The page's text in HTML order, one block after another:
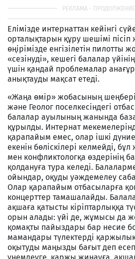
Елімізде интернаттан кейінгі
орталықтарын құру шешімі пісіп
өңірімізде енгізілетін пилотты
«сезінуді», кешегі балалар
үшін қандай проблемалар
анықтауды мақсат етеді.
«Жаңа өмір» жобасының
және Геолог поселкесіндегі
балалар ауылының жанында
құрылды. Интернат
қарапайым емес, олар ішкі
екенін бөліскілері келмейді,
мен конфликтологқа өздерінің
қолдануға тура келеді.
ойындар, оқуды уәждемелеу
Олар қарапайым отбасыларға
концерттер тамашалайды.
ақшаға қатысты кіріптарлыққа
орын алады: үйі де, жұмысы да
қомақты пайыздары бар несие
мамандары түлектерді
оқытуды маңызды бағыт деп
үнемдеуге, қаржы жинауға,